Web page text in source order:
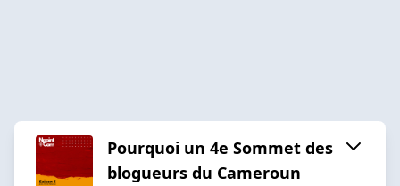
Pourquoi un 4e Sommet des
blogueurs du Cameroun